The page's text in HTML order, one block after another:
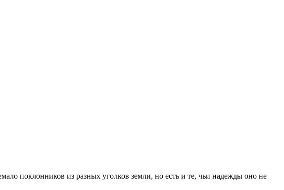
поклонников из разных уголков земли, но есть и те, чьи надежды оно не